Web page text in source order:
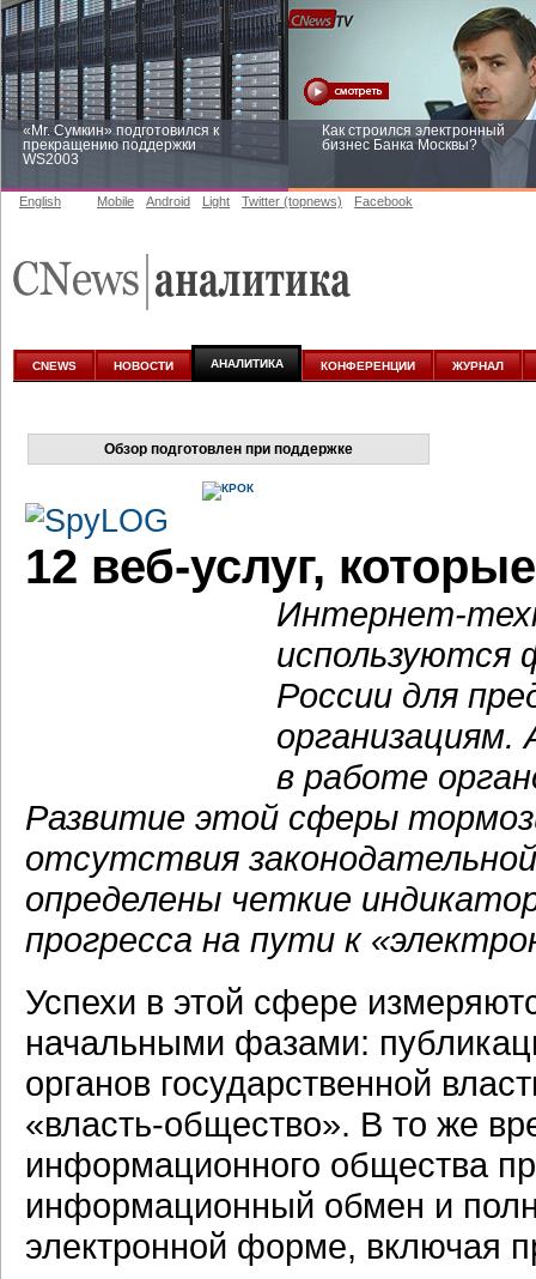
«Mr. Сумкин» подготовился к
прекращению поддержки
WS2003
Как строился электронный
бизнес Банка Москвы?
аналитике
English Mobile Android Light Twitter (topnews) Facebook
CNEWS НОВОСТИ АНАЛИТИКА КОНФЕРЕНЦИИ ЖУРНАЛ
Обзор подготовлен при поддержке
12 веб-услуг,
Интернет-
используются
России для
организациям.
в работе
Развитие этой сферы
отсутствия
определены четкие
прогресса на пути к
Успехи в этой сфере
начальными фазами:
органов государственной
«власть-общество». В то же
информационного общества
информационный обмен и
электронной форме, включая